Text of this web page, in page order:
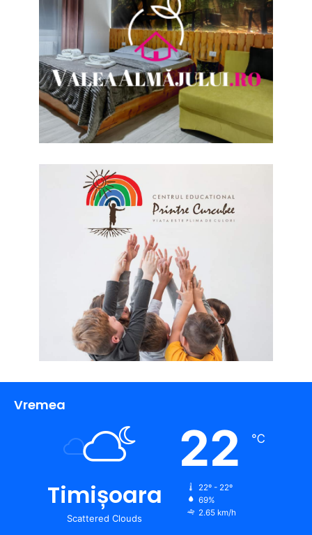
Vremea
Timișoara
Scattered Clouds
22 ℃
22º - 22º
69%
2.65 km/h